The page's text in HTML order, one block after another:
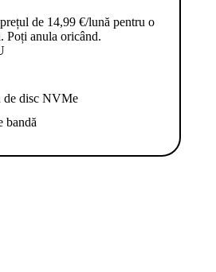
de 14,99 €/lună pentru o
Poți anula oricând.
de disc NVMe
bandă